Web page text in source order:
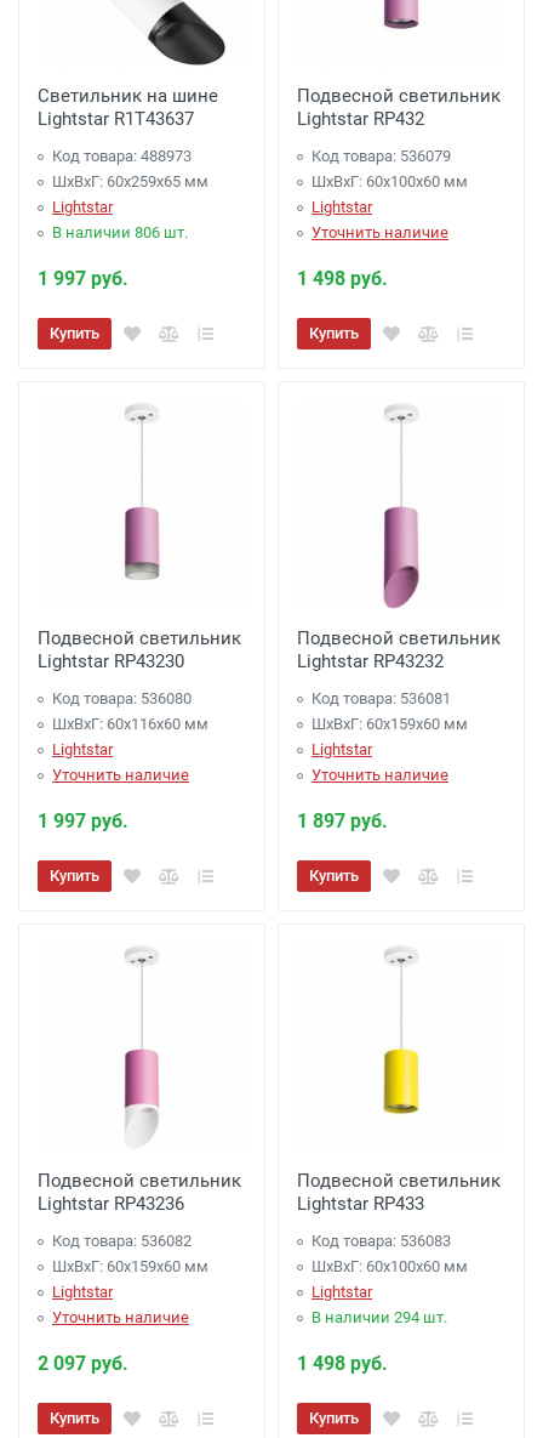
Светильник на шине
Lightstar R1T43637
Код товара: 488973
ШхВхГ: 60x259x65 мм
Lightstar
В наличии 806 шт.
1 997 руб.
Купить
Подвесной светильник
Lightstar RP432
Код товара: 536079
ШхВхГ: 60x100x60 мм
Lightstar
Уточнить наличие
1 498 руб.
Купить
Подвесной светильник
Lightstar RP43230
Код товара: 536080
ШхВхГ: 60x116x60 мм
Lightstar
Уточнить наличие
1 997 руб.
Купить
Подвесной светильник
Lightstar RP43232
Код товара: 536081
ШхВхГ: 60x159x60 мм
Lightstar
Уточнить наличие
1 897 руб.
Купить
Подвесной светильник
Lightstar RP43236
Код товара: 536082
ШхВхГ: 60x159x60 мм
Lightstar
Уточнить наличие
2 097 руб.
Купить
Подвесной светильник
Lightstar RP433
Код товара: 536083
ШхВхГ: 60x100x60 мм
Lightstar
В наличии 294 шт.
1 498 руб.
Купить